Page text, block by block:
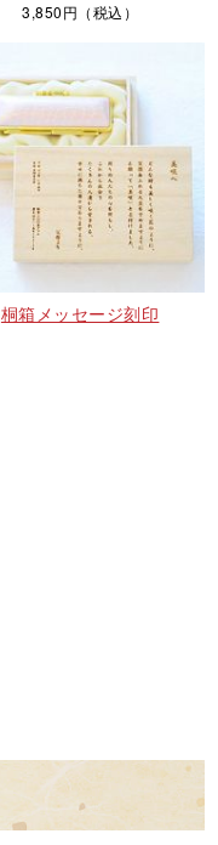
3,850円（税込）
桐箱メッセージ刻印